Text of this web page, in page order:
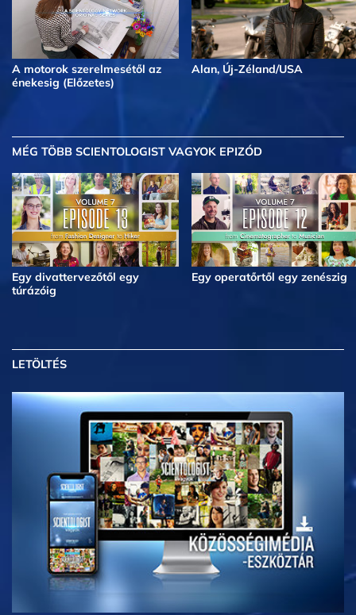
A motorok szerelmesétől az
énekesig (Előzetes)
Alan, Új-Zéland/USA
MÉG TÖBB SCIENTOLOGIST VAGYOK EPIZÓD
Egy divattervezőtől egy
túrázóig
Egy operatőrtől egy zenészig
LETÖLTÉS